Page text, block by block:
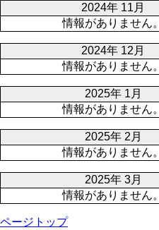
2024年 11月
情報がありません。
2024年 12月
情報がありません。
2025年 1月
情報がありません。
2025年 2月
情報がありません。
2025年 3月
情報がありません。
ページトップ